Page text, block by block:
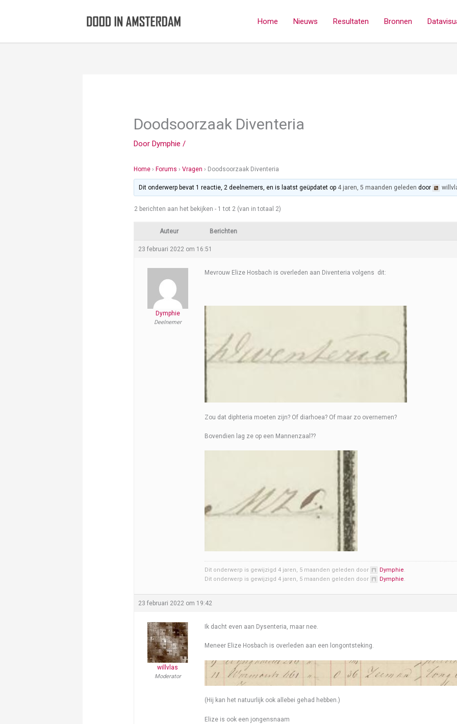
Home Nieuws Resultaten Bronnen
Doodsoorzaak Diventeria
DoorDymphie/
Home › Forums › Vragen › Doodsoorzaak Diventeria
Dit onderwerp bevat 1 reactie, 2 deelnemers, en is laatst geüpdatet op 4 jaren, 5 maanden geleden door
2 berichten aan het bekijken - 1 tot 2 (van in totaal 2)
Auteur Berichten
23 februari 2022 om 16:51
Dymphie
Deelnemer
Mevrouw Elize Hosbach is overleden aan Diventeria volgens dit:
Zou dat diphteria moeten zijn? Of diarhoea? Of maar zo overnemen?
Bovendien lag ze op een Mannenzaal??
Dit onderwerp is gewijzigd 4 jaren, 5 maanden geleden door Dymphie.
Dit onderwerp is gewijzigd 4 jaren, 5 maanden geleden door
Dymphie.
23 februari 2022 om 19:42
willvlas
Moderator
Ik dacht even aan Dysenteria, maar nee.
Meneer Elize Hosbach is overleden aan een longontsteking.
(Hij kan het natuurlijk ook allebei gehad hebben.)
Elize is ook een jongensnaam